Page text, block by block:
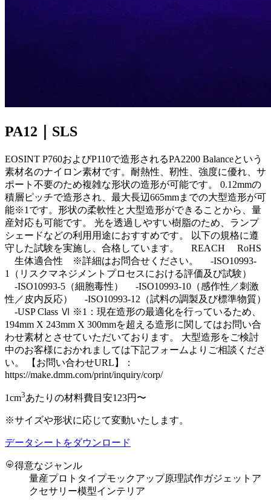
PA12｜SLS
EOSINT P760およびP110で造形されるPA2200 Balanceという
素材名のナイロン素材です。耐熱性、靭性、強度に優れ、サ
ポート不要のため複雑な形状の造形が可能です。 0.12mmの
積層ピッチで造形され、最大長辺665mmまでの大型造形が可
能※1です。形状の柔軟性と大型造形ができることから、量
産対応も可能です。 光を透過しやすい樹脂のため、ランプ
シェードなどの利用用途におすすめです。 以下の規格に遵
守した試験を実施し、合格しています。 REACH RoHS
生体適合性 ※詳細はお問合せください。 -ISO10993-
1（リスクマネジメントプロセスにおける評価及び試験）
-ISO10993-5（細胞毒性） -ISO10993-10（感作性／刺激
性／皮内反応） -ISO10993-12（試料の調製及び標準物質）
-USP Class Ⅵ ※1：現在造形の最適化を行っているため、
194mm X 243mm X 300mmを超える造形に関してはお問い合
わせ素材とさせていただいております。 大型造形をご検討
中のお客様におかれましては下記フォームよりご相談くださ
い。 【お問い合わせURL】：
https://make.dmm.com/print/inquiry/corp/
1cm3あたりの材料費目安123円〜
※サイズや形状に応じて変動いたします。
データシートをダウンロード
得意なジャンル
量産プロトタイプモックアップ原理試作ガジェット ア
クセサリー模型インテリア